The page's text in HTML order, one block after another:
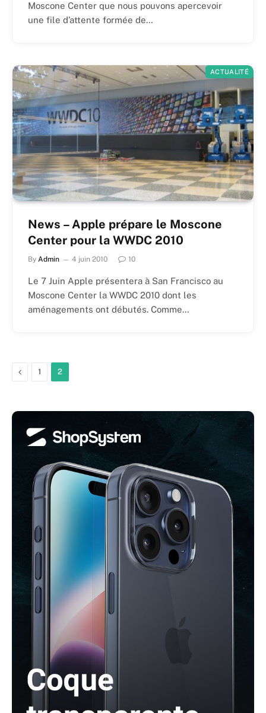
Moscone Center que nous pouvons apercevoir
une file d’attente formée de…
ACTUALITÉ
News – Apple prépare le Moscone
Center pour la WWDC 2010
By Admin 4 juin 2010 10
Le 7 Juin Apple présentera à San Francisco au
Moscone Center la WWDC 2010 dont les
aménagements ont débutés. Comme…
Previous
1 2